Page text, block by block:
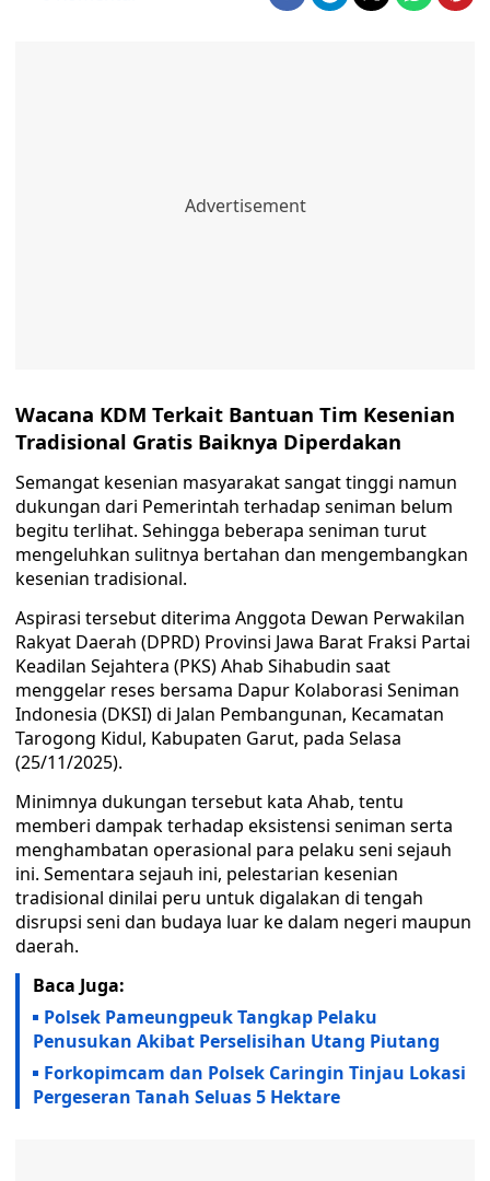
Wacana KDM Terkait Bantuan Tim Kesenian
Tradisional Gratis Baiknya Diperdakan
Semangat kesenian masyarakat sangat tinggi namun
dukungan dari Pemerintah terhadap seniman belum
begitu terlihat. Sehingga beberapa seniman turut
mengeluhkan sulitnya bertahan dan mengembangkan
kesenian tradisional.
Aspirasi tersebut diterima Anggota Dewan Perwakilan
Rakyat Daerah (DPRD) Provinsi Jawa Barat Fraksi Partai
Keadilan Sejahtera (PKS) Ahab Sihabudin saat
menggelar reses bersama Dapur Kolaborasi Seniman
Indonesia (DKSI) di Jalan Pembangunan, Kecamatan
Tarogong Kidul, Kabupaten Garut, pada Selasa
(25/11/2025).
Minimnya dukungan tersebut kata Ahab, tentu
memberi dampak terhadap eksistensi seniman serta
menghambatan operasional para pelaku seni sejauh
ini. Sementara sejauh ini, pelestarian kesenian
tradisional dinilai peru untuk digalakan di tengah
disrupsi seni dan budaya luar ke dalam negeri maupun
daerah.
Baca Juga:
Polsek Pameungpeuk Tangkap Pelaku
Penusukan Akibat Perselisihan Utang Piutang
Forkopimcam dan Polsek Caringin Tinjau Lokasi
Pergeseran Tanah Seluas 5 Hektare